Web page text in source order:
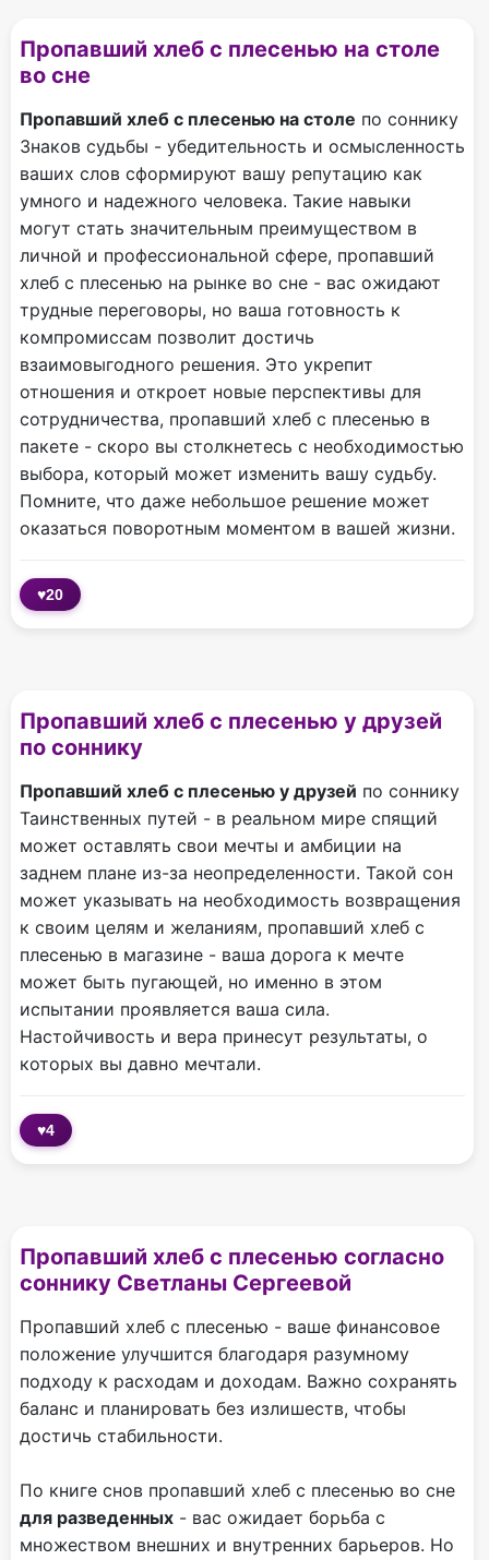
Пропавший хлеб с плесенью на столе
во сне
Пропавший хлеб с плесенью на столе по соннику
Знаков судьбы - убедительность и осмысленность
ваших слов сформируют вашу репутацию как
умного и надежного человека. Такие навыки
могут стать значительным преимуществом в
личной и профессиональной сфере, пропавший
хлеб с плесенью на рынке во сне - вас ожидают
трудные переговоры, но ваша готовность к
компромиссам позволит достичь
взаимовыгодного решения. Это укрепит
отношения и откроет новые перспективы для
сотрудничества, пропавший хлеб с плесенью в
пакете - скоро вы столкнетесь с необходимостью
выбора, который может изменить вашу судьбу.
Помните, что даже небольшое решение может
оказаться поворотным моментом в вашей жизни.
♥20
Пропавший хлеб с плесенью у друзей
по соннику
Пропавший хлеб с плесенью у друзей по соннику
Таинственных путей - в реальном мире спящий
может оставлять свои мечты и амбиции на
заднем плане из-за неопределенности. Такой сон
может указывать на необходимость возвращения
к своим целям и желаниям, пропавший хлеб с
плесенью в магазине - ваша дорога к мечте
может быть пугающей, но именно в этом
испытании проявляется ваша сила.
Настойчивость и вера принесут результаты, о
которых вы давно мечтали.
♥4
Пропавший хлеб с плесенью согласно
соннику Светланы Сергеевой
Пропавший хлеб с плесенью - ваше финансовое
положение улучшится благодаря разумному
подходу к расходам и доходам. Важно сохранять
баланс и планировать без излишеств, чтобы
достичь стабильности.
По книге снов пропавший хлеб с плесенью во сне
для разведенных - вас ожидает борьба с
множеством внешних и внутренних барьеров. Но